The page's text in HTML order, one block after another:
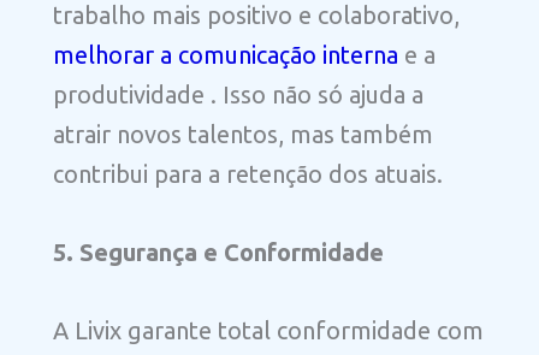
trabalho mais positivo e colaborativo,
melhorar a comunicação interna e a
produtividade . Isso não só ajuda a
atrair novos talentos, mas também
contribui para a retenção dos atuais.
5. Segurança e Conformidade
A Livix garante total conformidade com